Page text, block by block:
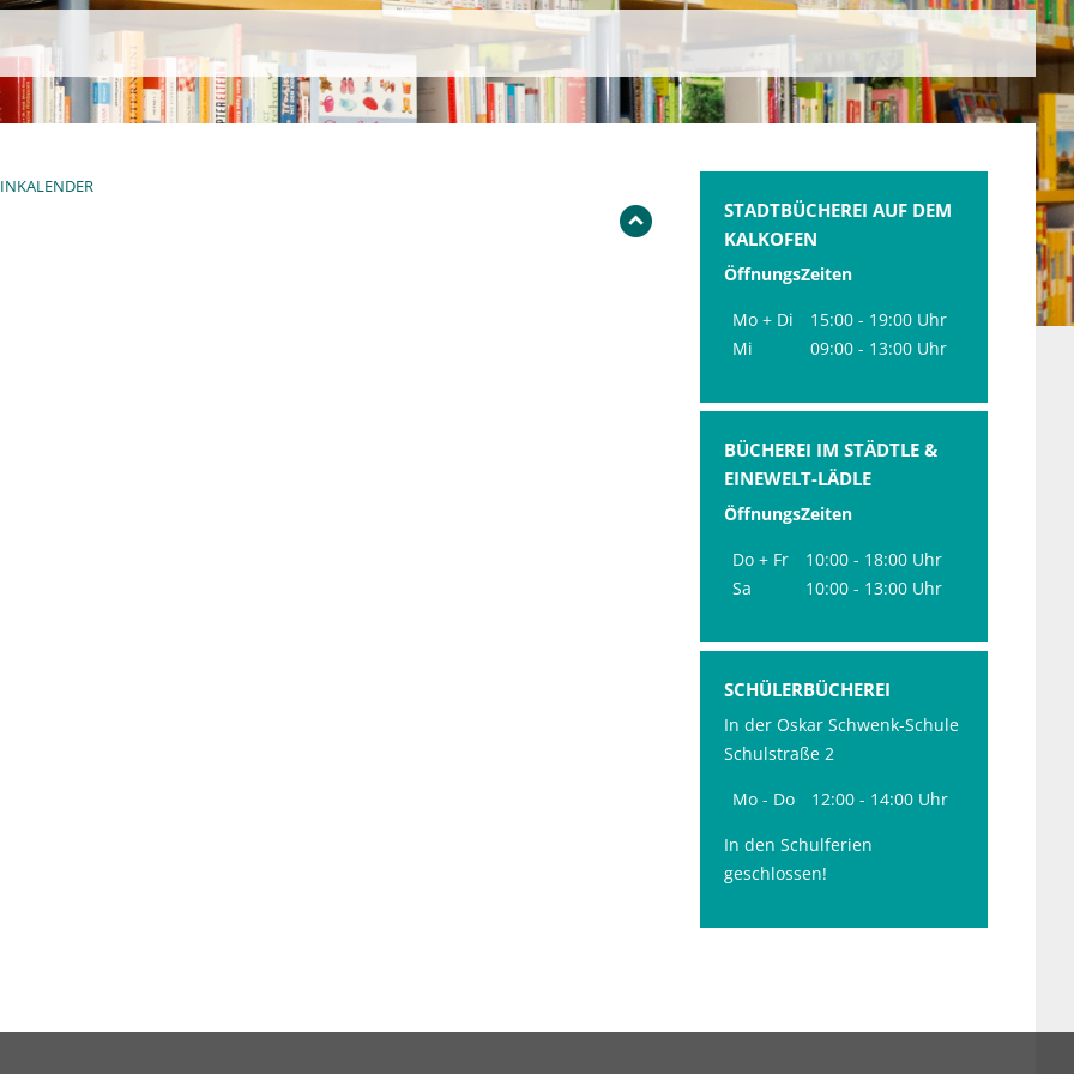
STADTBÜCHEREI AUF DEM
KALKOFEN
ÖffnungsZeiten
Mo + Di
15:00 - 19:00 Uhr
Mi
09:00 - 13:00 Uhr
BÜCHEREI IM STÄDTLE &
EINEWELT-LÄDLE
ÖffnungsZeiten
Do + Fr
10:00 - 18:00 Uhr
Sa
10:00 - 13:00 Uhr
SCHÜLERBÜCHEREI
In der Oskar Schwenk-Schule
Schulstraße 2
Mo - Do
12:00 - 14:00 Uhr
In den Schulferien
geschlossen!